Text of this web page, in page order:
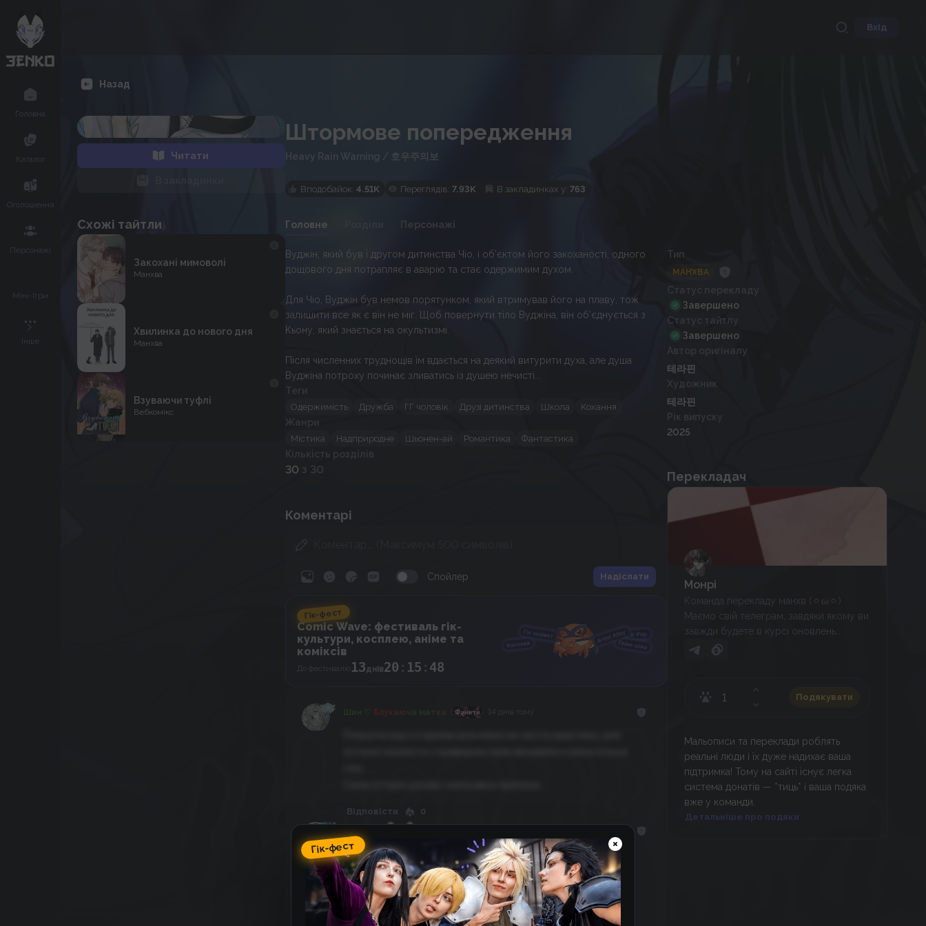
Вхід
Головна
Каталог
Оголошення
Персонажі
Міні-Ігри
Інше
Назад
Читати
Схожі тайтли
Закохані мимоволі
Манхва
Хвилинка до нового дня
Манхва
Взуваючи туфлі
Вебкомікс
Штормове попередження
Heavy Rain Warning / 호우주의보
Вподобайок: 4.51K Переглядів: 7.93K В закладинках у: 763
Головне Персонажі
Вуджін, який був і другом дитинства Чіо, і об'єктом його закоханості, одного
дощового дня потрапляє в аварію та стає одержимим духом.
Для Чіо, Вуджін був немов порятунком, який втримував його на плаву, тож
залишити все як є він не міг. Щоб повернути тіло Вуджіна, він об’єднується з
Кьону, який знається на окультизмі.
Після численних труднощів їм вдається на деякий витурити духа, але душа
Вуджіна потроху починає зливатись із душею нечисті...
Теги
Одержимість Дружба ГГ чоловік Друзі дитинства Школа Кохання
Жанри
Містика Надприродне Шьонен-ай Романтика Фантастика
Кількість розділів
30 з 30
Коментарі
Спойлер Надіслати
Гік-фест
Comic Wave: фестиваль гік-
культури, косплею, аніме та
коміксів
До фестивалю 13днів20 : 15 : 47
Шин ♡ Блукаюча матка Фанати 14 днів тому
Відповісти 0
Жібічка
зібрались якось дитина в якої проблеми з сім'єю,
"екстрасенс" переживщий поніжівщину, власницький
кавалєр і привид з характером
Відповісти 0
Тип
МАНХВА
Статус перекладу
Завершено
Статус тайтлу
Завершено
Автор оригіналу
테라핀
Художник
테라핀
Рік випуску
2025
Перекладач
Монрі
Команда перекладу манхв (⁠ㆁ⁠ω⁠ㆁ⁠)
Маємо свій телеграм, завдяки якому ви
завжди будете в курсі оновлень
тайтлу! – https://t.me/monriteam
Подякувати
Мальописи та переклади роблять
реальні люди і їх дуже надихає ваша
підтримка! Тому на сайті існує легка
система донатів — *тиць* і ваша подяка
вже у команди.
Детальніше про подяки
Гік-фест